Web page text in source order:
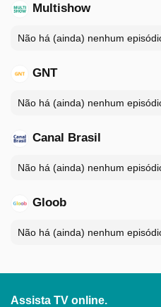
Multishow
Não há (ainda) nenhum
GNT
Não há (ainda) nenhum
Canal Brasil
Não há (ainda) nenhum
Gloob
Não há (ainda) nenhum
Assista TV online.